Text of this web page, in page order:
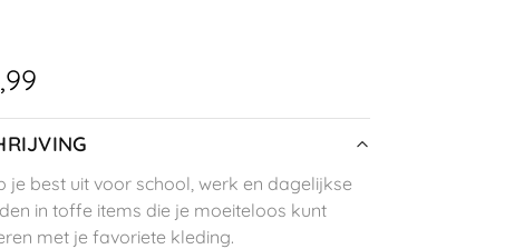
je best uit voor school, werk en dagelijkse
in toffe items die je moeiteloos kunt
met je favoriete kleding.